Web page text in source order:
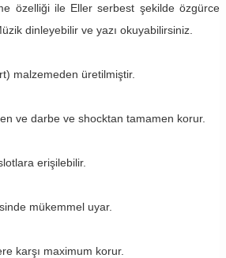
özelliği ile Eller serbest şekilde özgürce
dinleyebilir ve yazı okuyabilirsiniz.
malzemeden üretilmiştir.
ve darbe ve shocktan tamamen korur.
erişilebilir.
mükemmel uyar.
karşı maximum korur.